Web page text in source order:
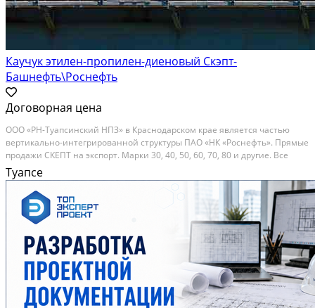
Каучук этилен-пропилен-диеновый Скэпт-
Башнефть\Роснефть
Договорная цена
ООО «РН-Туапсинский НПЗ» в Краснодарском крае является частью
вертикально-интегрированной структуры ПАО «НК «Роснефть». Прямые
продажи СКЕПТ на экспорт. Марки 30, 40, 50, 60, 70, 80 и другие. Все
марки производства БАШНЕФТЬ. Предлагаем прямые поставки СКЭПТ
на экспорт. Минимальная партия - 200...
Туапсе